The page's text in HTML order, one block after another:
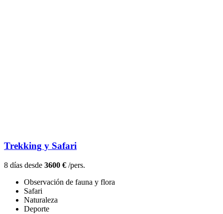
Trekking y Safari
8 días desde 3600 € /pers.
Observación de fauna y flora
Safari
Naturaleza
Deporte